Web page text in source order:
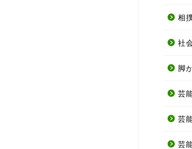
相
社
脚
芸
芸
芸